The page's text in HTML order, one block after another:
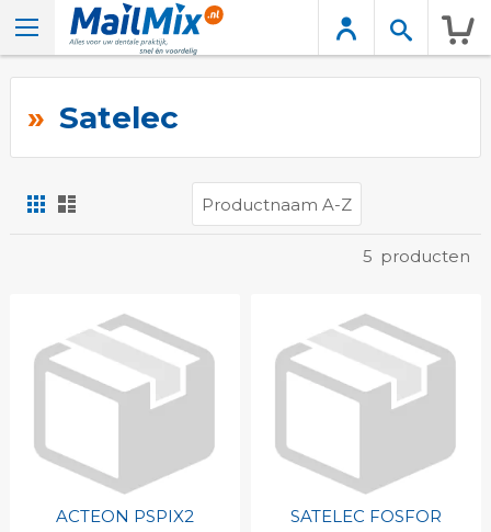
Satelec
Foto-
tabel
5 producten
ACTEON PSPIX2
SATELEC FOSFOR